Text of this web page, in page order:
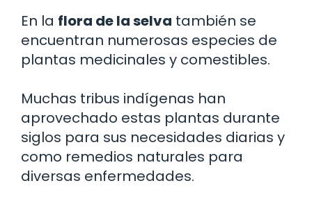
En la flora de la selva también se
encuentran numerosas especies de
plantas medicinales y comestibles.
Muchas tribus indígenas han
aprovechado estas plantas durante
siglos para sus necesidades diarias y
como remedios naturales para
diversas enfermedades.